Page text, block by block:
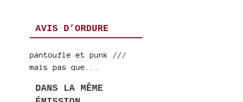
AVIS D’ORDURE
pantoufle et punk ///
mais pas que...
DANS LA MÊME